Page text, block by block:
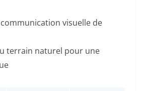
visuelle de
terrain naturel pour une